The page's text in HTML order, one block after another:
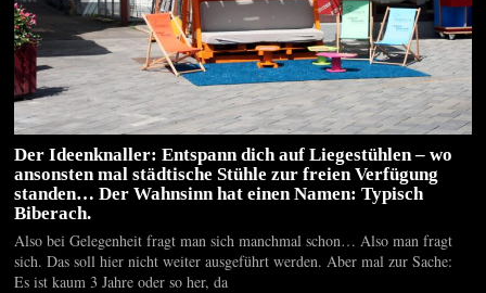
Der Ideenknaller: Entspann dich auf Liegestühlen – wo
ansonsten mal städtische Stühle zur freien Verfügung
standen… Der Wahnsinn hat einen Namen: Typisch
Biberach.
Also bei Gelegenheit fragt man sich manchmal schon… Also man fragt
sich. Das soll hier nicht weiter ausgeführt werden. Aber mal zur Sache:
Es ist kaum 3 Jahre oder so her, da